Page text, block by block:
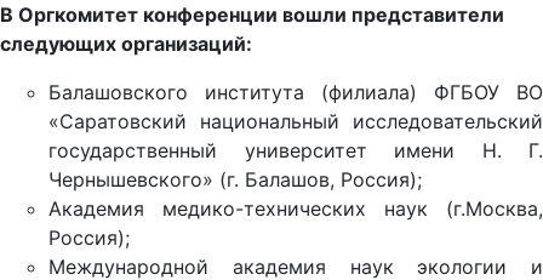
В Оргкомитет конференции вошли представители
следующих организаций:
Балашовского института (филиала) ФГБОУ ВО
«Саратовский национальный исследовательский
государственный университет имени Н. Г.
Чернышевского» (г. Балашов, Россия);
Академия медико-технических наук (г.Москва,
Россия);
Международной академия наук экологии и